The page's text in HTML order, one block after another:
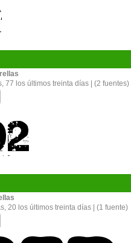
77 los últimos treinta días | (2 fuentes)
20 los últimos treinta días | (1 fuente)